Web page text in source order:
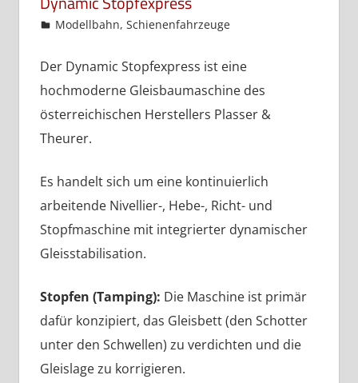
admin
Modellbahn,Schienenfahrzeuge
Der Dynamic Stopfexpress ist eine
hochmoderne Gleisbaumaschine des
österreichischen Herstellers Plasser &
Theurer.
Es handelt sich um eine kontinuierlich
arbeitende Nivellier-, Hebe-, Richt- und
Stopfmaschine mit integrierter dynamischer
Gleisstabilisation.
Stopfen (Tamping): Die Maschine ist primär
dafür konzipiert, das Gleisbett (den Schotter
unter den Schwellen) zu verdichten und die
Gleislage zu korrigieren.